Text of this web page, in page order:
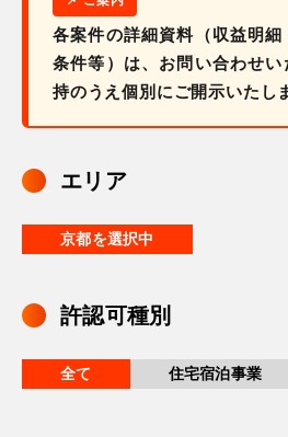
各案件の詳細資料（収益明
条件等）は、お問い合わせ
持のうえ個別にご開示いたし
エリア
京都を選択中
許認可種別
全て 住宅宿泊事業